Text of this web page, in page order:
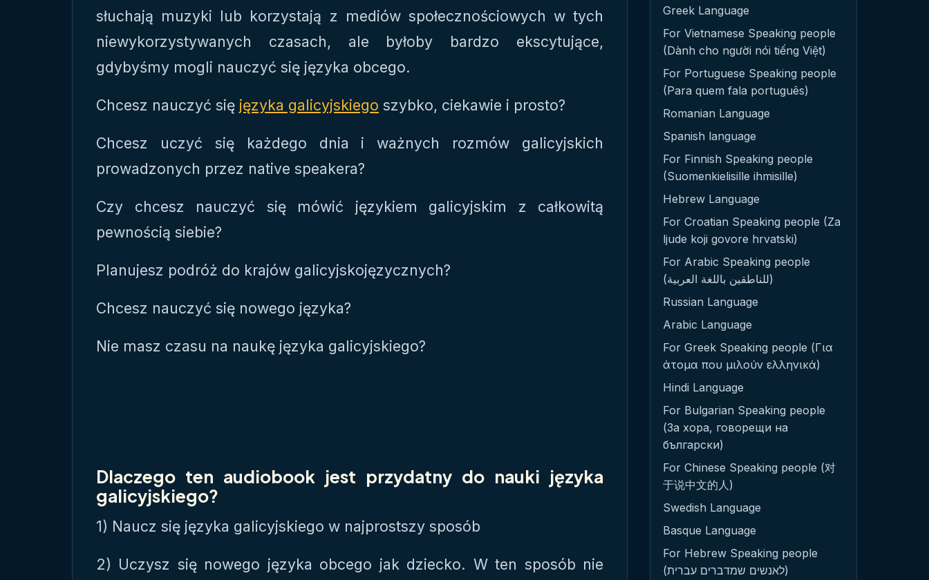
słuchają muzyki lub korzystają z mediów społecznościowych w tych
niewykorzystywanych czasach, ale byłoby bardzo ekscytujące,
gdybyśmy mogli nauczyć się języka obcego.
Chcesz nauczyć się języka galicyjskiego szybko, ciekawie i prosto?
Chcesz uczyć się każdego dnia i ważnych rozmów galicyjskich
prowadzonych przez native speakera?
Czy chcesz nauczyć się mówić językiem galicyjskim z całkowitą
pewnością siebie?
Planujesz podróż do krajów galicyjskojęzycznych?
Chcesz nauczyć się nowego języka?
Nie masz czasu na naukę języka galicyjskiego?
Dlaczego ten audiobook jest przydatny do nauki języka
galicyjskiego?
1) Naucz się języka galicyjskiego w najprostszy sposób
2) Uczysz się nowego języka obcego jak dziecko. W ten sposób nie
Greek Language
For Vietnamese Speaking people
(Dành cho người nói tiếng Việt)
For Portuguese Speaking people
(Para quem fala português)
Romanian Language
Spanish language
For Finnish Speaking people
(Suomenkielisille ihmisille)
Hebrew Language
For Croatian Speaking people (Za
ljude koji govore hrvatski)
For Arabic Speaking people
(للناطقين باللغة العربية)
Russian Language
Arabic Language
For Greek Speaking people (Για
άτομα που μιλούν ελληνικά)
Hindi Language
For Bulgarian Speaking people
(За хора, говорещи на
български)
For Chinese Speaking people (对
于说中文的人)
Swedish Language
Basque Language
For Hebrew Speaking people
(לאנשים שמדברים עברית)